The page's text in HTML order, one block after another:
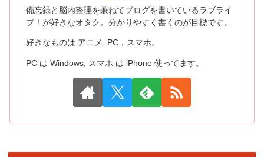
備忘録と脳内整理を兼ねてブログを書いているラブライ
ブ！が好きなオタク。分かりやすく書くのが目標です。
好きなものは アニメ, PC，スマホ。
PC は Windows, スマホ は iPhone 使ってます。